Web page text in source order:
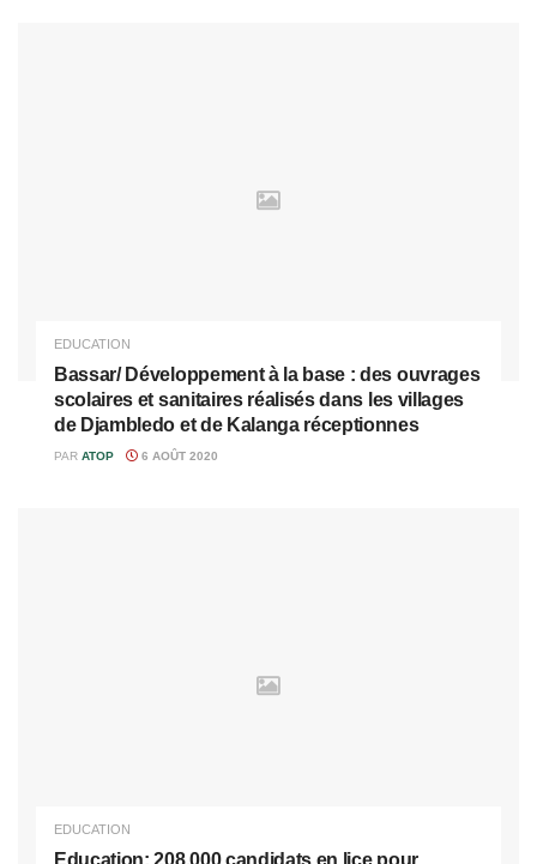
EDUCATION
Bassar/ Développement à la base : des ouvrages
scolaires et sanitaires réalisés dans les villages
de Djambledo et de Kalanga réceptionnes
PAR ATOP 6 AOÛT 2020
EDUCATION
Education: 208.000 candidats en lice pour